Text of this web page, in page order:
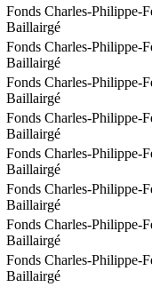
Fonds Charles-Philippe-
Baillairgé
Fonds Charles-Philippe-
Baillairgé
Fonds Charles-Philippe-
Baillairgé
Fonds Charles-Philippe-
Baillairgé
Fonds Charles-Philippe-
Baillairgé
Fonds Charles-Philippe-
Baillairgé
Fonds Charles-Philippe-
Baillairgé
Fonds Charles-Philippe-
Baillairgé